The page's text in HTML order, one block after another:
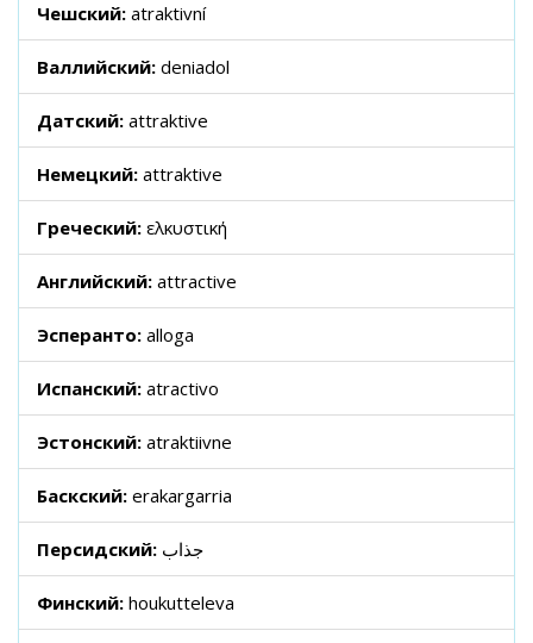
Чешский: atraktivní
Валлийский: deniadol
Датский: attraktive
Немецкий: attraktive
Греческий: ελκυστική
Английский: attractive
Эсперанто: alloga
Испанский: atractivo
Эстонский: atraktiivne
Баскский: erakargarria
Персидский: جذاب
Финский: houkutteleva